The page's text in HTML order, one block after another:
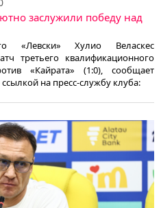
заслужили победу над
«Левски» Хулио Веласкес
третьего квалификационного
«Кайрата» (1:0), сообщает
на пресс-службу клуба: